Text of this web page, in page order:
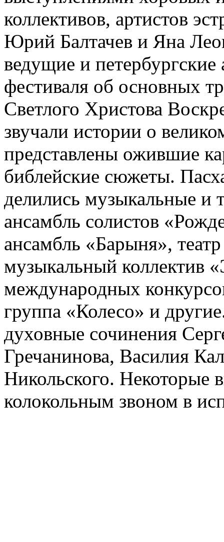
коллективов, артистов
Юрий Балтачев и Яна
ведущие и петербургские
фестиваля об основных
Светлого Христова
звучали истории о
представлены ожившие
библейские сюжеты.
делились музыкальные и
ансамбль солистов
ансамбль «Барыня»,
музыкальный коллектив
международных
группа «Колесо» и
духовные сочинения
Гречанинова, Василия
Никольского. Некоторые
колокольным звоном в